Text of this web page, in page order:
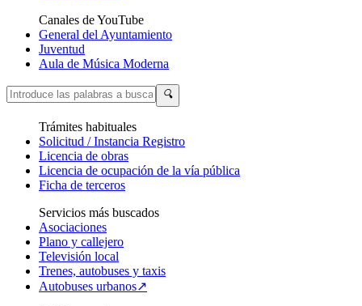
Canales de YouTube
General del Ayuntamiento
Juventud
Aula de Música Moderna
🔍
Trámites habituales
Solicitud / Instancia Registro
Licencia de obras
Licencia de ocupación de la vía pública
Ficha de terceros
Servicios más buscados
Asociaciones
Plano y callejero
Televisión local
Trenes, autobuses y taxis
Autobuses urbanos↗